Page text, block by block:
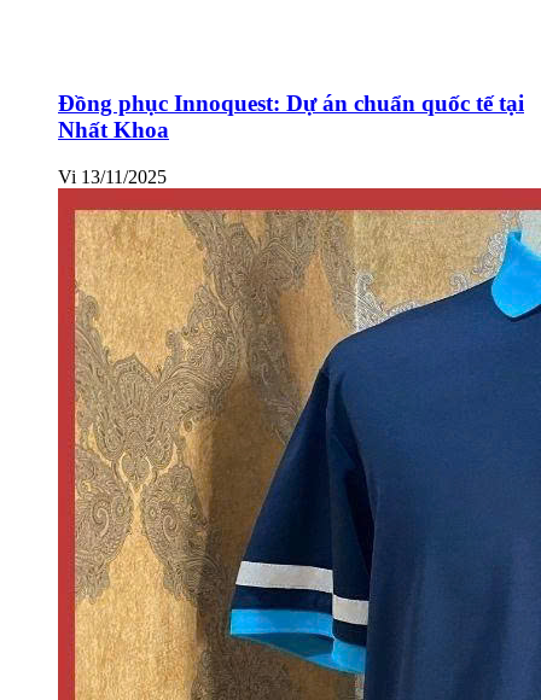
Đồng phục Innoquest: Dự án chuẩn quốc tế tại
Nhất Khoa
Vi 13/11/2025